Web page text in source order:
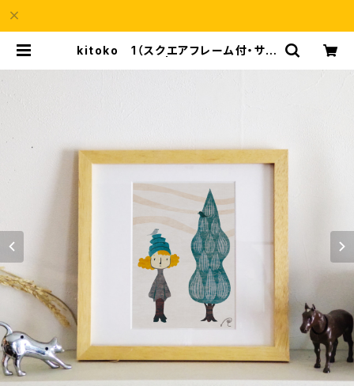
kitoko 1（スクエアフレーム付・サイ